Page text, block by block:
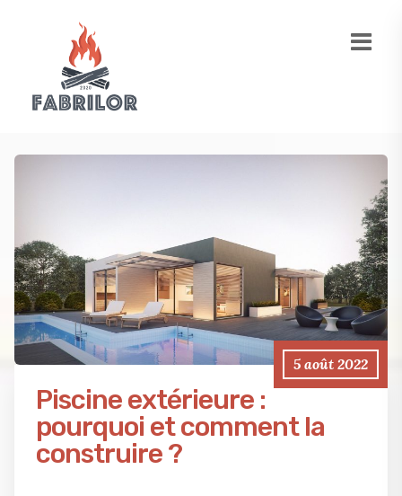
5 août 2022
Piscine extérieure :
pourquoi et comment la
construire ?